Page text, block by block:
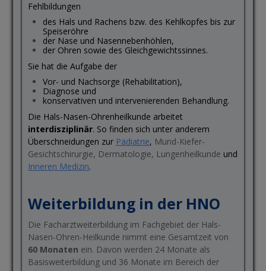
Fehlbildungen
des Hals und Rachens bzw. des Kehlkopfes bis zur
Speiseröhre
der Nase und Nasennebenhöhlen,
der Ohren sowie des Gleichgewichtssinnes.
Sie hat die Aufgabe der
Vor- und Nachsorge (Rehabilitation),
Diagnose und
konservativen und intervenierenden Behandlung.
Die Hals-Nasen-Ohrenheilkunde arbeitet
interdisziplinär. So finden sich unter anderem
Überschneidungen zur Pädiatrie, Mund-Kiefer-
Gesichtschirurgie, Dermatologie, Lungenheilkunde und
Inneren Medizin.
Weiterbildung in der HNO
Die Facharztweiterbildung im Fachgebiet der Hals-
Nasen-Ohren-Heilkunde nimmt eine Gesamtzeit von
60 Monaten ein. Davon werden 24 Monate als
Basisweiterbildung und 36 Monate im Bereich der